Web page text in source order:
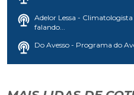
Adelor Lessa -
falando...
Do Avesso - Programa do